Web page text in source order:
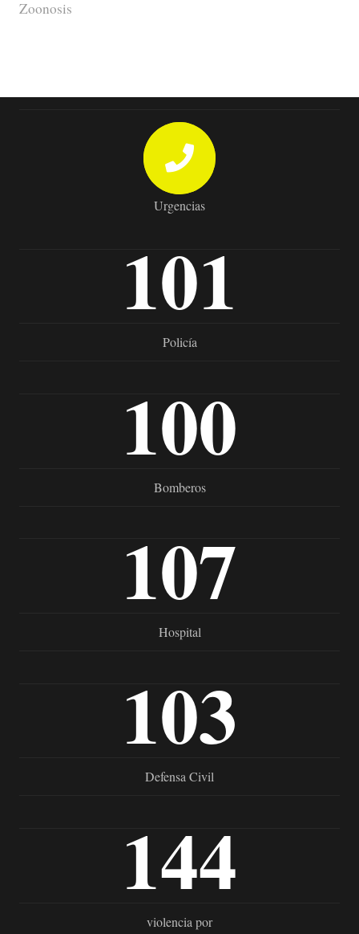
Zoonosis
Urgencias
101
Policía
100
Bomberos
107
Hospital
103
Defensa Civil
144
violencia por